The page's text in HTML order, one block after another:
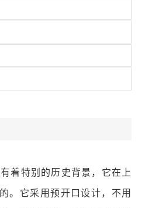
着特别的历史背景，它在上
。它采用预开口设计，不用